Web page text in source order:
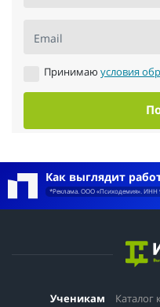
Email
Принимаю условия
Как выглядит
*Реклама. ООО «Психодемия». ИНН
Ученикам Каталог